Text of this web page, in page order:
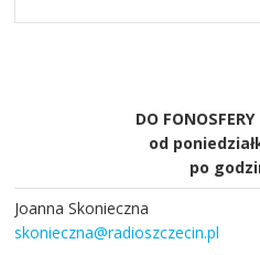
DO
od
po
Joanna Skonieczna
skonieczna@radioszczecin.pl